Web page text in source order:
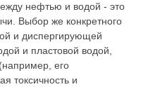
нефтью и водой - это
Выбор же конкретного
и диспергирующей
и пластовой водой,
его
токсичность и